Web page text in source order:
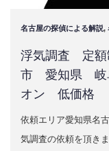
名古屋の探偵による解説,
浮気調査 定
市 愛知県 岐
オン 低価格
依頼エリア愛知県名
気調査の依頼を頂き